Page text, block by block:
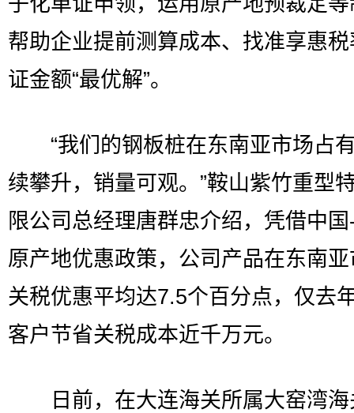
帮助企业提前测算成本、找准享惠
证金额“最优解”。
“我们的钢板桩在东南亚市场占
续攀升，销量可观。”鞍山紫竹重型
限公司总经理唐群忠介绍，凭借中
原产地优惠政策，公司产品在东南
关税优惠平均达7.5个百分点，仅去
客户节省关税成本近千万元。
日前，在大连海关所属大窑湾海